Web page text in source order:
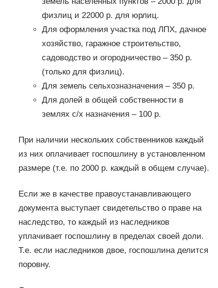
физлиц и 22000 р. для юрлиц.
Для оформления участка под ЛПХ, дачное
хозяйство, гаражное строительство,
садоводство и огородничество – 350 р.
(только для физлиц).
Для земель сельхозназначения – 350 р.
Для долей в общей собственности в
землях с/х назначения – 100 р.
При наличии нескольких собственников каждый
из них оплачивает госпошлину в установленном
размере (т.е. по 2000 р. каждый в общем случае).
Если же в качестве правоустанавливающего
документа выступает свидетельство о праве на
наследство, то каждый из наследников
уплачивает госпошлину в пределах своей доли.
Т.е. если наследников двое, госпошлина делится
поровну.